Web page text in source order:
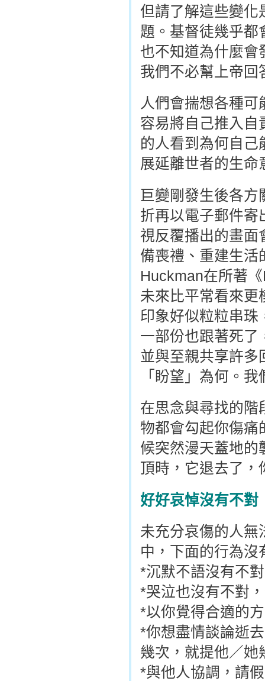
但請了解這些變化
題。基督徒幾乎都
也不知道為什麼會
我們不必幫上帝回
人們會揣想各種
容易將自己推入自
的人看到為何自己
展延離世者的生命
巨變剛發生後各方
折再以電子郵件寄
視反覆播出的畫面
備喪禮、重建生活
Huckman在所著
未來比平常看來更
印象好似粒粒串珠
一部份也跟著死了
並與至親共享許多
「盼望」為何。
在思念與尋找的階
物都會勾起你傷痛
候突然漫天蓋地的
頂時，它退去了
好好哀悼沒有不對
未充分哀傷的人無
中，下面的行為沒
*沉默不語沒有不
*哭泣也沒有不對
*以你覺得合適的
*你想盡情談論逝
幾次，就提他／她
*與他人協調，請